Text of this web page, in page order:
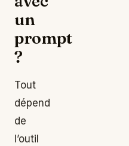
un
prompt
?
Tout
dépend
de
l’outil